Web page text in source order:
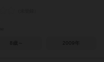
8歳～ 2009年